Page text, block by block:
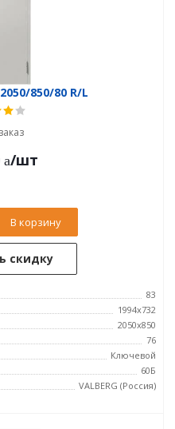
Дверь ДПC1-60 2050/850/80 R/L
/шт
В корзину
скидку
83
1994x732
2050x850
76
Ключевой
60Б
VALBERG (Россия)